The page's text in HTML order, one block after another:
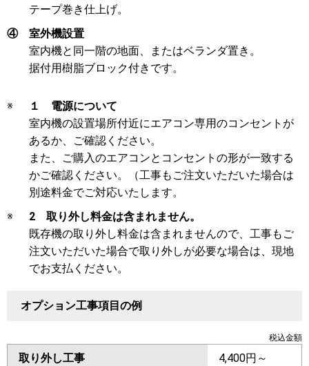
テープ巻き仕上げ。
④
室外機設置
室内機と同一階の地面、またはベランダ置き。
据付用樹脂ブロック付きです。
※
１ 電源について
室内機の設置場所付近にエアコン専用のコンセントが
あるか、ご確認ください。
また、ご購入のエアコンとコンセントの形が一致する
かご確認ください。（工事もご注文いただいた場合は
別途料金でご対応いたします。
※
2 取り外し料金は含まれません。
既存機の取り外し料金は含まれませんので、工事もご
注文いただいた場合で取り外しが必要な場合は、現地
でお支払ください。
オプション工事項目の例
税込金額
取り外し工事 4,400円～